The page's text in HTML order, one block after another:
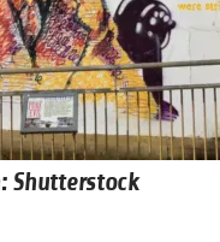
Shutterstock